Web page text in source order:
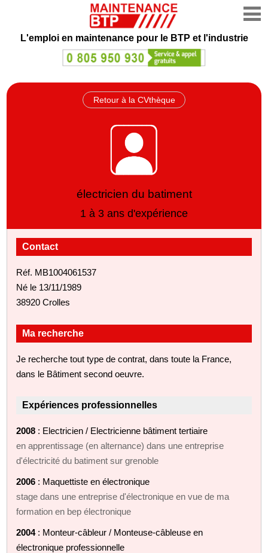
L'emploi en maintenance pour le BTP et l'industrie
Retour à la CVthèque
électricien du batiment
1 à 3 ans d'expérience
Contact
Réf. MB1004061537
Né le 13/11/1989
38920 Crolles
Ma recherche
Je recherche tout type de contrat, dans toute la France,
dans le Bâtiment second oeuvre.
Expériences professionnelles
2008 : Electricien / Electricienne bâtiment tertiaire
en apprentissage (en alternance) dans une entreprise
d'électricité du batiment sur grenoble
2006 : Maquettiste en électronique
stage dans une entreprise d'électronique en vue de ma
formation en bep électronique
2004: Monteur-câbleur / Monteuse-câbleuse en
électronique professionnelle